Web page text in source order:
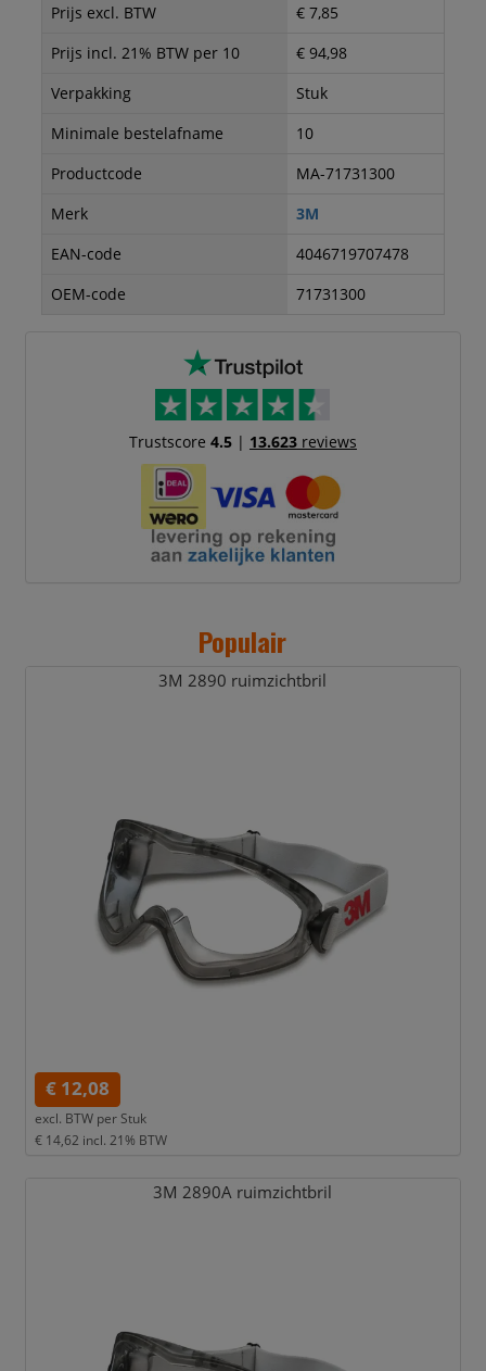
Prijs excl. BTW
€ 7,85
Prijs incl. 21% BTW per 10
€ 94,98
Verpakking
Stuk
Minimale bestelafname
10
Productcode
MA-71731300
Merk
3M
EAN-code
4046719707478
OEM-code
71731300
Trustscore 4.5| 13.623reviews
Populair
3M 2890 ruimzichtbril
€ 12,08
excl. BTW per Stuk
€ 14,62 incl. 21% BTW
3M 2890A ruimzichtbril